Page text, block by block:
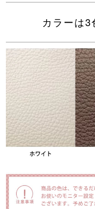
カラーは3